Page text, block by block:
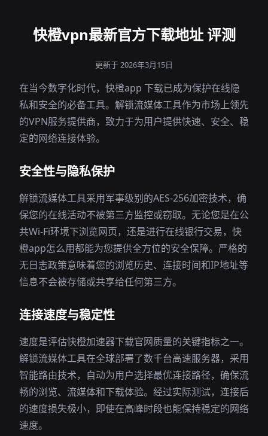
快橙vpn最新官方下载地址 评测
更新于 2026年3月15日
在当今数字化时代，快橙app 下载已成为保护在线隐
私和安全的必备工具。解锁流媒体工具作为市场上领先
的VPN服务提供商，致力于为用户提供快速、安全、稳
定的网络连接体验。
安全性与隐私保护
解锁流媒体工具采用军事级别的AES-256加密技术，确
保您的在线活动不被第三方监控或窃取。无论您是在公
共Wi-Fi环境下浏览网页，还是进行在线银行交易，快
橙app怎么用都能为您提供全方位的安全保障。严格的
无日志政策意味着您的浏览历史、连接时间和IP地址等
信息不会被存储或共享给任何第三方。
连接速度与稳定性
速度是评估快橙加速器下载官网质量的关键指标之一。
解锁流媒体工具在全球部署了数千台高速服务器，采用
智能路由技术，自动为用户选择最优连接路径，确保流
畅的浏览、流媒体和下载体验。经过实际测试，连接后
的速度损失极小，即使在高峰时段也能保持稳定的网络
速度。